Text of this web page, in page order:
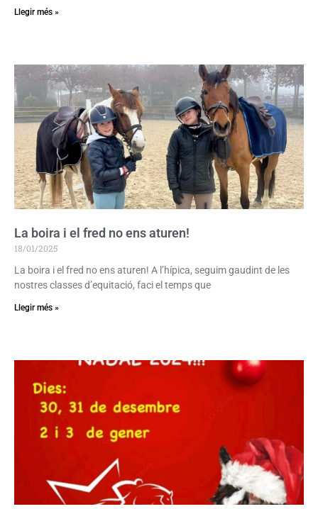
Llegir més »
La boira i el fred no ens aturen!
18/01/2025
La boira i el fred no ens aturen! A l’hípica, seguim gaudint de les
nostres classes d’equitació, faci el temps que
Llegir més »